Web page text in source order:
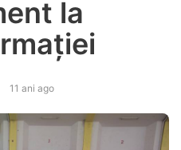
la
11 ani ago